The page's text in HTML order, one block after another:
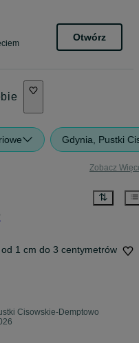
Otwórz
Gdynia, Pustki
Zobacz
1 cm do 3 centymetrów
Cisowskie-Demptowo